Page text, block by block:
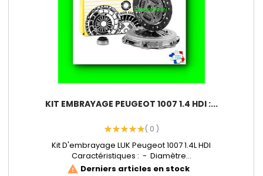
KIT EMBRAYAGE PEUGEOT 1007 1.4 HDI :...
( 0 )
Kit D'embrayage LUK Peugeot 1007 1.4L HDI
Caractéristiques : - Diamètre...
warning Derniers articles en stock